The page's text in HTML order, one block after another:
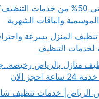
كيف توفر حتى 50% من خدمات
والباقات الشهرية
طرق تنظيف المنزل بسرعة
منازل بالرياض
الرياض| خدمات تنظيف